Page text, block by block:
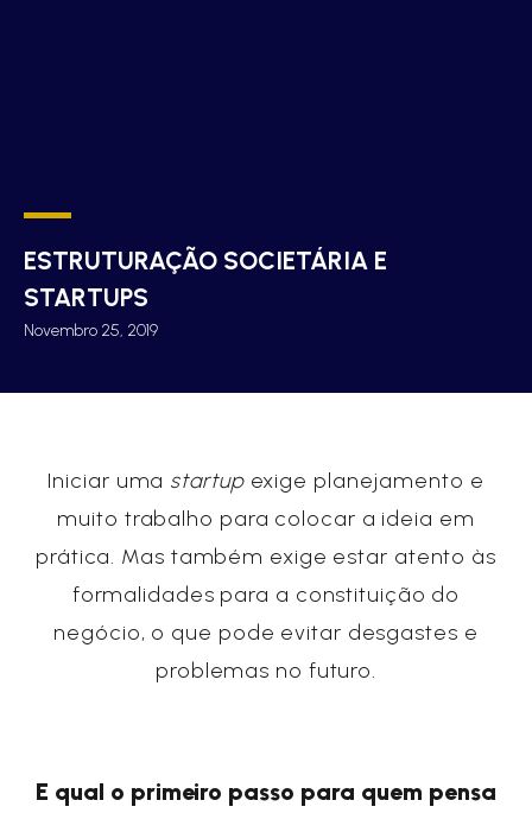
ESTRUTURAÇÃO SOCIETÁRIA E
STARTUPS
Novembro 25, 2019
Iniciar uma startupexige planejamento e
muito trabalho para colocar a ideia em
prática. Mas também exige estar atento às
formalidades para a constituição do
negócio, o que pode evitar desgastes e
problemas no futuro.
E qual o primeiro passo para quem pensa